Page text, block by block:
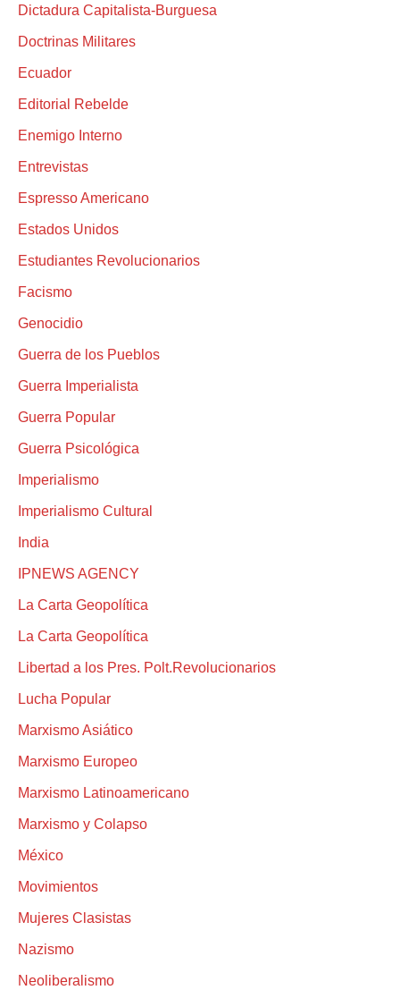
Dictadura Capitalista-Burguesa
Doctrinas Militares
Ecuador
Editorial Rebelde
Enemigo Interno
Entrevistas
Espresso Americano
Estados Unidos
Estudiantes Revolucionarios
Facismo
Genocidio
Guerra de los Pueblos
Guerra Imperialista
Guerra Popular
Guerra Psicológica
Imperialismo
Imperialismo Cultural
India
IPNEWS AGENCY
La Carta Geopolítica
La Carta Geopolítica
Libertad a los Pres. Polt.Revolucionarios
Lucha Popular
Marxismo Asiático
Marxismo Europeo
Marxismo Latinoamericano
Marxismo y Colapso
México
Movimientos
Mujeres Clasistas
Nazismo
Neoliberalismo